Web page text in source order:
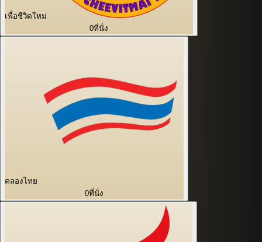
เพื่อชีวิตใหม่
0ที่นั่ง
คลองไทย
0ที่นั่ง